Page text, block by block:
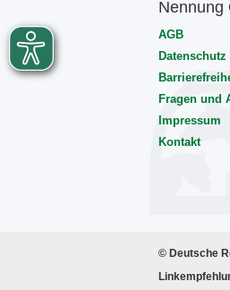
Nennung
AGB
Datenschutz
Fragen und
Impressum
Kontakt
© Deutsche